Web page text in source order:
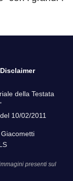
Disclaimer
della Testata
10/02/2011
presenti sul